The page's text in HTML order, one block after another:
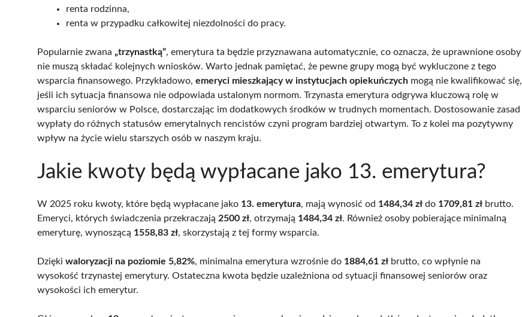
renta rodzinna,
renta w przypadku całkowitej niezdolności do pracy.
Popularnie zwana „trzynastką”, emerytura ta będzie przyznawana automatycznie, co oznacza, że uprawnione osoby
nie muszą składać kolejnych wniosków. Warto jednak pamiętać, że pewne grupy mogą być wykluczone z tego
wsparcia finansowego. Przykładowo, emeryci mieszkający w instytucjach opiekuńczych mogą nie kwalifikować się,
jeśli ich sytuacja finansowa nie odpowiada ustalonym normom. Trzynasta emerytura odgrywa kluczową rolę w
wsparciu seniorów w Polsce, dostarczając im dodatkowych środków w trudnych momentach. Dostosowanie zasad
wypłaty do różnych statusów emerytalnych rencistów czyni program bardziej otwartym. To z kolei ma pozytywny
wpływ na życie wielu starszych osób w naszym kraju.
Jakie kwoty będą wypłacane jako 13. emerytura?
W 2025 roku kwoty, które będą wypłacane jako 13. emerytura, mają wynosić od 1484,34 zł do 1709,81 zł brutto.
Emeryci, których świadczenia przekraczają 2500 zł, otrzymają 1484,34 zł. Również osoby pobierające minimalną
emeryturę, wynoszącą 1558,83 zł, skorzystają z tej formy wsparcia.
Dzięki waloryzacji na poziomie 5,82%, minimalna emerytura wzrośnie do 1884,61 zł brutto, co wpłynie na
wysokość trzynastej emerytury. Ostateczna kwota będzie uzależniona od sytuacji finansowej seniorów oraz
wysokości ich emerytur.